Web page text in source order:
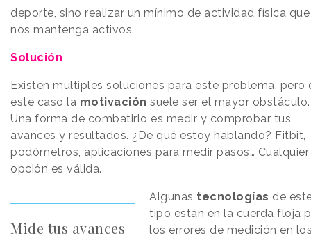
deporte, sino realizar un mínimo de actividad física que
nos mantenga activos.
Solución
Existen múltiples soluciones para este problema, pero
este caso la motivación suele ser el mayor obstáculo.
Una forma de combatirlo es medir y comprobar tus
avances y resultados. ¿De qué estoy hablando? Fitbit,
podómetros, aplicaciones para medir pasos… Cualquier
opción es válida.
Mide tus avances
Algunas tecnologías de
tipo están en la cuerda floja
los errores de medición en